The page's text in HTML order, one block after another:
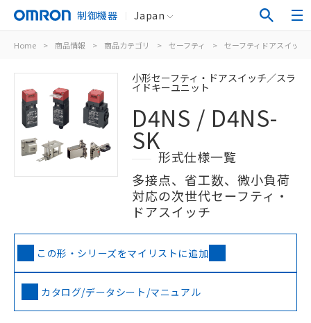
制御機器 Japan
Home > 商品情報 > 商品カテゴリ > セーフティ > セーフティドアスイッチ
小形セーフティ・ドアスイッチ／スラ
イドキーユニット
D4NS / D4NS-
SK
形式仕様一覧
多接点、省工数、微小負荷
対応の次世代セーフティ・
ドアスイッチ
この形・シリーズをマイリストに追加
カタログ/データシート/マニュアル